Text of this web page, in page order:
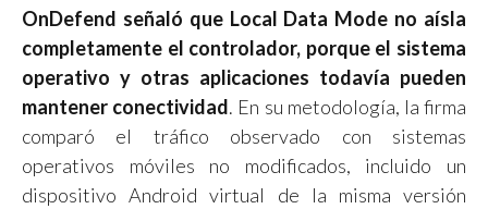
OnDefend señaló que Local Data Mode no aísla
completamente el controlador, porque el sistema
operativo y otras aplicaciones todavía pueden
mantener conectividad. En su metodología, la firma
comparó el tráfico observado con sistemas
operativos móviles no modificados, incluido un
dispositivo Android virtual de la misma versión